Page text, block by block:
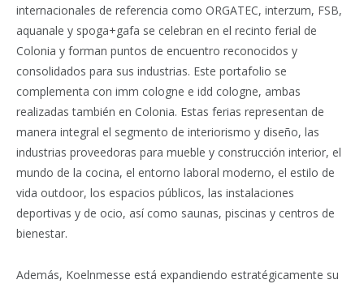
internacionales de referencia como ORGATEC, interzum, FSB,
aquanale y spoga+gafa se celebran en el recinto ferial de
Colonia y forman puntos de encuentro reconocidos y
consolidados para sus industrias. Este portafolio se
complementa con imm cologne e idd cologne, ambas
realizadas también en Colonia. Estas ferias representan de
manera integral el segmento de interiorismo y diseño, las
industrias proveedoras para mueble y construcción interior, el
mundo de la cocina, el entorno laboral moderno, el estilo de
vida outdoor, los espacios públicos, las instalaciones
deportivas y de ocio, así como saunas, piscinas y centros de
bienestar.
Además, Koelnmesse está expandiendo estratégicamente su